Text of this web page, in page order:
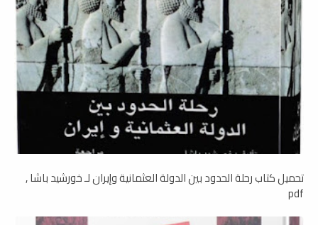
تحميل كتاب رحلة الحدود بين الدولة العثمانية وإيران لـ خورشيد باشا ,
pdf